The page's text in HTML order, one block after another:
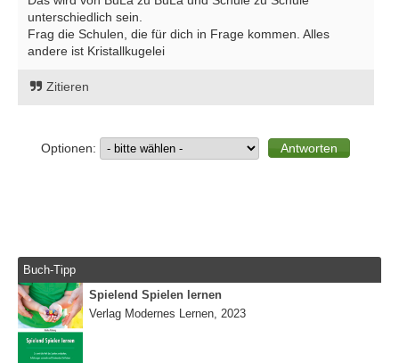
unterschiedlich sein.
Frag die Schulen, die für dich in Frage kommen. Alles
andere ist Kristallkugelei
Zitieren
Optionen:
Buch-Tipp
Spielend Spielen lernen
Verlag Modernes Lernen, 2023